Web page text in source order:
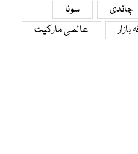
چاندی
سونا
بازار
عالمی مارکیٹ